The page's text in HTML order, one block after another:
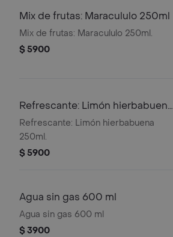
Mix de frutas: Maracululo 250ml
Mix de frutas: Maracululo 250ml.
$ 5900
Refrescante: Limón hierbabuena
250ml
Refrescante: Limón hierbabuena
250ml.
$ 5900
Agua sin gas 600 ml
Agua sin gas 600 ml
$ 3900